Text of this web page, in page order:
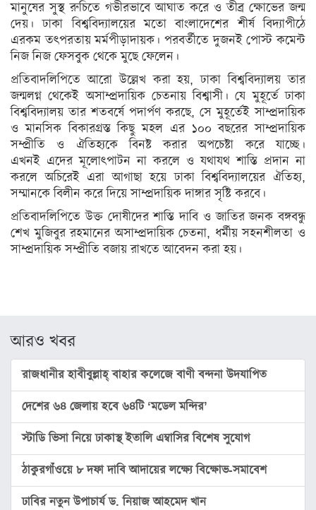
ইয়োগা
ফিচার
সাহিত্য
ও
সংস্কৃতি
পঞ্জিকা
অন্যরকম
ইতিহাস
ও
ঐতিহ্য
মনীষীদের
মতামত
ইসলাম
সনাতন
খ্রিস্টান
গ্যালারি
মানুষের সুস্থ রুচিতে গভীরভাবে আঘাত করে ও তীব্র ক্ষোভের জন্ম
দেয়। ঢাকা বিশ্ববিদ্যালয়ের মতো বাংলাদেশের শীর্ষ বিদ্যাপীঠে
এরকম তৎপরতায় মর্মপীড়াদায়ক। পরবর্তীতে দুজনই পোস্ট কমেন্ট
নিজ নিজ ফেসবুক থেকে মুছে ফেলেন।
প্রতিবাদলিপিতে আরো উল্লেখ করা হয়, ঢাকা বিশ্ববিদ্যালয় তার
জন্মলগ্ন থেকেই অসাম্প্রদায়িক চেতনায় বিশ্বাসী। যে মুহূর্তে ঢাকা
বিশ্ববিদ্যালয় তার শতবর্ষে পদার্পণ করছে, সে মুহূর্তেই সাম্প্রদায়িক
ও মানসিক বিকারগ্রস্ত কিছু মহল এর ১০০ বছরের সাম্প্রদায়িক
সম্প্রীতি ও ঐতিহ্যকে বিনষ্ট করার অপচেষ্টা করে যাচ্ছে।
এখনই এদের মূলোৎপাটন না করলে ও যথাযথ শাস্তি প্রদান না
করলে অচিরেই এরা আগাছা হয়ে ঢাকা বিশ্ববিদ্যালয়ের ঐতিহ্য,
সম্মানকে বিলীন করে দিয়ে সাম্প্রদায়িক দাঙ্গার সৃষ্টি করবে।
প্রতিবাদলিপিতে উক্ত দোষীদের শাস্তি দাবি ও জাতির জনক বঙ্গবন্ধু
শেখ মুজিবুর রহমানের অসাম্প্রদায়িক চেতনা, ধর্মীয় সহনশীলতা ও
সাম্প্রদায়িক সম্প্রীতি বজায় রাখতে আবেদন করা হয়।
আরও খবর
রাজধানীর হাবীবুল্লাহ্ বাহার কলেজে বাণী বন্দনা উদযাপিত
দেশের ৬৪ জেলায় হবে ৬৪টি ‘মডেল মন্দির’
স্টাডি ভিসা নিয়ে ঢাকাস্থ ইতালি এম্বাসির বিশেষ সুযোগ
ঠাকুরগাঁওয়ে ৮ দফা দাবি আদায়ের লক্ষ্যে বিক্ষোভ-সমাবেশ
ঢাবির নতুন উপাচার্য ড. নিয়াজ আহমেদ খান